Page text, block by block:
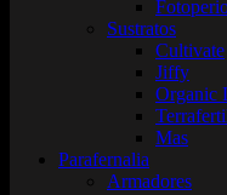
Sustratos
Cultivate
Jiffy
Organic
Mas
Parafernalia
Armadores